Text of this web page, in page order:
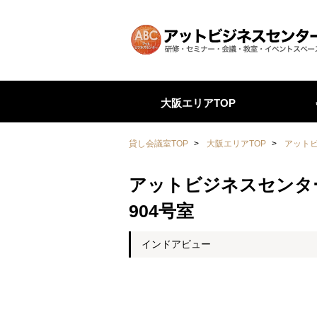
大阪エリアTOP
貸し会議室TOP > 大阪エリアTOP > アット
アットビジネスセン
904号室
インドアビュー